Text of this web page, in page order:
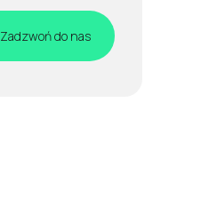
Zadzwoń do nas